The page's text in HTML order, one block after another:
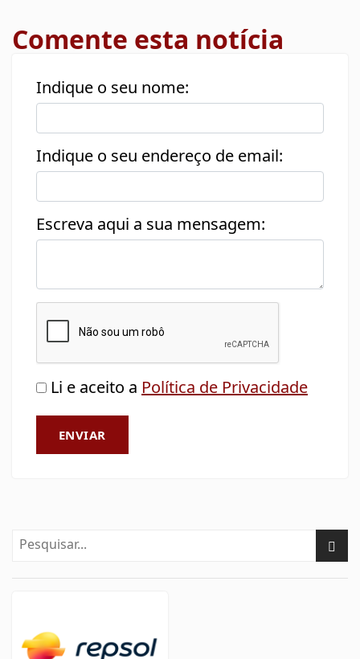
Comente esta notícia
Indique o seu nome:
Indique o seu endereço de email:
Escreva aqui a sua mensagem:
Li e aceito a Política de Privacidade
ENVIAR